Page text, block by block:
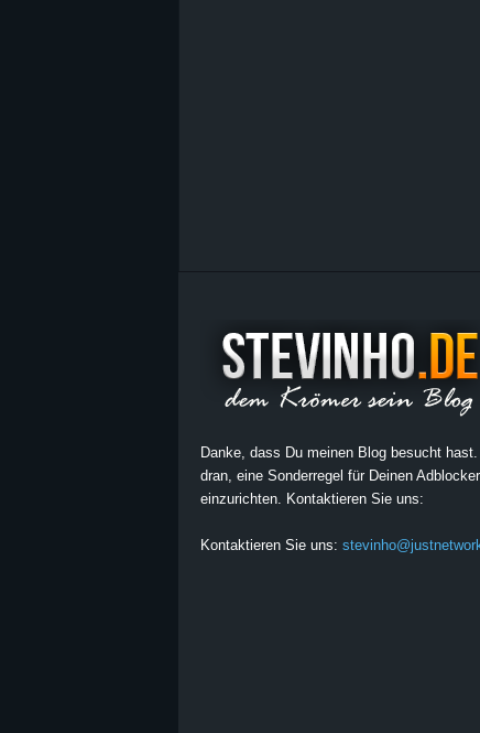
Danke, dass Du meinen Blog besucht hast.
dran, eine Sonderregel für Deinen Adblocker
einzurichten. Kontaktieren Sie uns:
Kontaktieren Sie uns: